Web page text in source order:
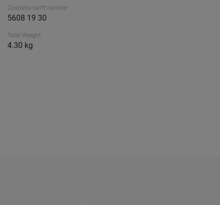
Customs tariff number
5608 19 30
Total Weight
4.30 kg